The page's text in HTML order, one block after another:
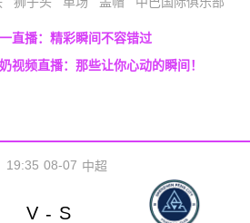
直播：精彩瞬间不容错过
视频直播：那些让你心动的瞬间！
08-07
19:35 中超
V - S